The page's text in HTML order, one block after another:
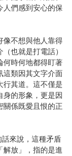
人們感到安心的保
像不想與他人靠得
也就是打電話）
何時何地都得盯著
這類因其文字介面
行其道。這不僅是
身的形象，更是因
關係既愛且恨的正
來說，這種矛盾
解放」，指的是進